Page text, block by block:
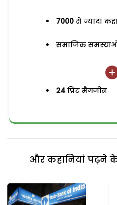
7000 से ज्यादा
समाजिक
24 प्रिंट मैगजीन
और कहानियां पढ़ने